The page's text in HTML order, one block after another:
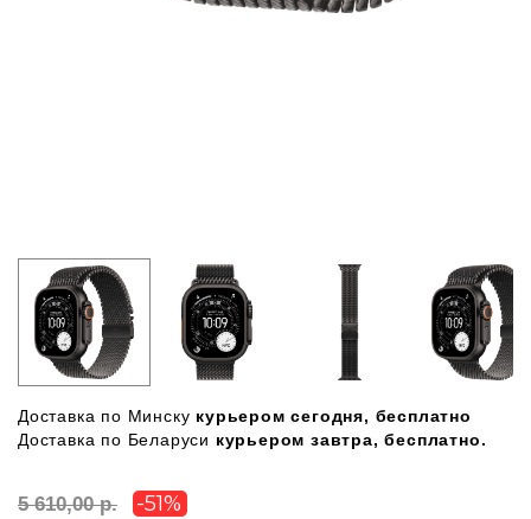
Доставка по Минску курьером сегодня, бесплатно
Доставка по Беларуси курьером завтра, бесплатно.
5 610,00 р. -51%